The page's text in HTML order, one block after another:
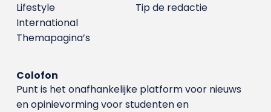
Tip de redactie
Lifestyle
International
Themapagina’s
Colofon
Punt is het onafhankelijke platform voor nieuws
en opinievorming voor studenten en